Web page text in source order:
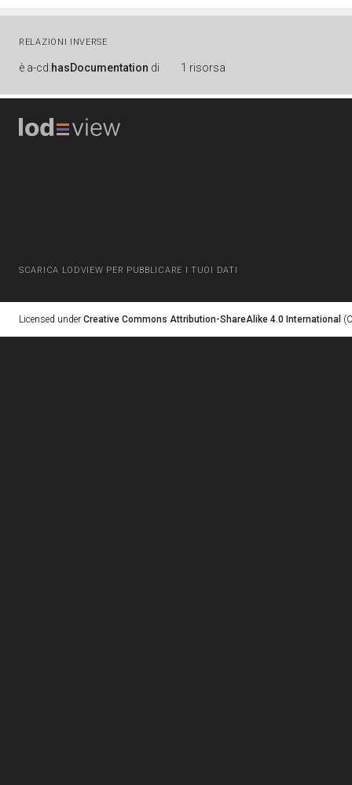
RELAZIONI INVERSE
è a-cd:hasDocumentation di 1 risorsa
SCARICA LODVIEW PER PUBBLICARE I TUOI DATI
Licensed under Creative Commons Attribution-ShareAlike 4.0 International